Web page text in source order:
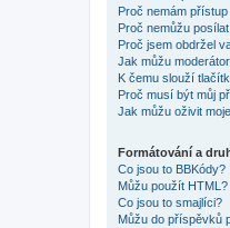
Proč nemám
Proč nemůžu
Proč jsem obdržel
Jak můžu
K čemu slouží
Proč musí být můj
Jak můžu oživit
Formátování a
Co jsou to BBKódy?
Můžu použít HTML?
Co jsou to smajlíci?
Můžu do příspěvků